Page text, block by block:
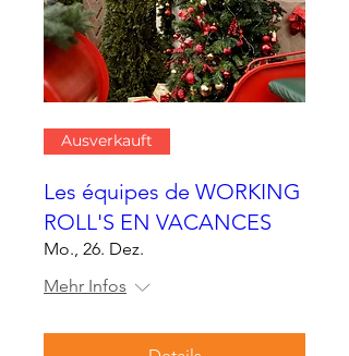
Ausverkauft
Les équipes de WORKING
ROLL'S EN VACANCES
Mo., 26. Dez.
Mehr Infos